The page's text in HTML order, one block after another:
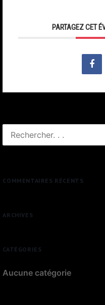
PARTAGEZ CET
COMMENTAIRES RÉCENTS
ARCHIVES
CATÉGORIES
Aucune catégorie